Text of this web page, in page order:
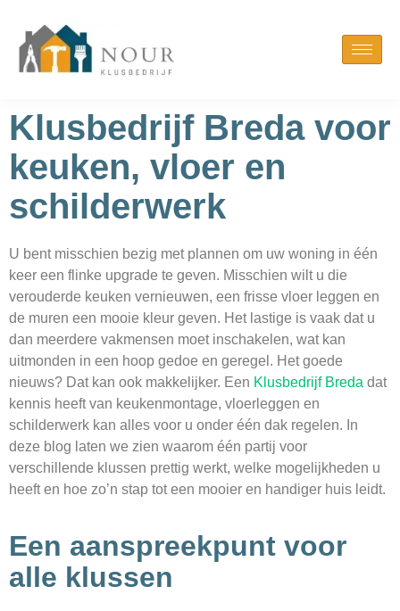
Klusbedrijf Breda voor
keuken, vloer en
schilderwerk
U bent misschien bezig met plannen om uw woning in één
keer een flinke upgrade te geven. Misschien wilt u die
verouderde keuken vernieuwen, een frisse vloer leggen en
de muren een mooie kleur geven. Het lastige is vaak dat u
dan meerdere vakmensen moet inschakelen, wat kan
uitmonden in een hoop gedoe en geregel. Het goede
nieuws? Dat kan ook makkelijker. Een Klusbedrijf Breda dat
kennis heeft van keukenmontage, vloerleggen en
schilderwerk kan alles voor u onder één dak regelen. In
deze blog laten we zien waarom één partij voor
verschillende klussen prettig werkt, welke mogelijkheden u
heeft en hoe zo’n stap tot een mooier en handiger huis leidt.
Een aanspreekpunt voor
alle klussen